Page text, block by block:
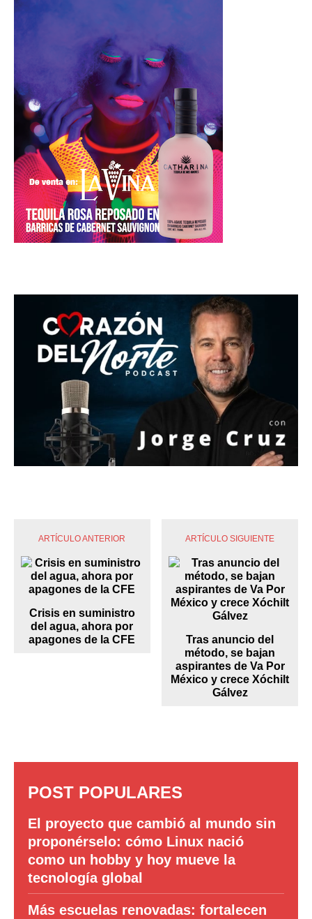
ARTÍCULO ANTERIOR
Crisis en suministro
del agua, ahora por
apagones de la CFE
ARTÍCULO SIGUIENTE
Tras anuncio del
método, se bajan
aspirantes de Va Por
México y crece Xóchilt
Gálvez
POST POPULARES
El proyecto que cambió al mundo sin
proponérselo: cómo Linux nació
como un hobby y hoy mueve la
tecnología global
Más escuelas renovadas: fortalecen